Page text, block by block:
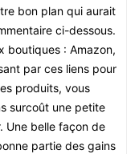
bon plan qui aurait
ci-dessous.
boutiques : Amazon,
par ces liens pour
produits, vous
surcoût une petite
Une belle façon de
partie des gains